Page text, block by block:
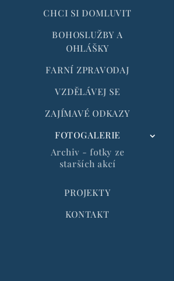
CHCI SI DOMLUVIT
BOHOSLUŽBY A
OHLÁŠKY
FARNÍ ZPRAVODAJ
VZDĚLÁVEJ SE
ZAJÍMAVÉ ODKAZY
FOTOGALERIE
Archiv - fotky ze
starších akcí
PROJEKTY
KONTAKT